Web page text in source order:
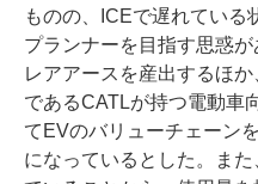
ものの、ICEで遅れている
プランナーを目指す思惑
レアアースを産出するほ
であるCATLが持つ電動車
てEVのバリューチェーン
になっているとした。ま